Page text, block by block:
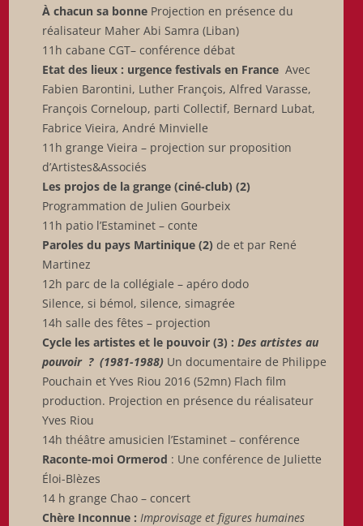
À chacun sa bonne Projection en présence du
réalisateur Maher Abi Samra (Liban)
11h cabane CGT– conférence débat
Etat des lieux : urgence festivals en FranceAvec
Fabien Barontini, Luther François, Alfred Varasse,
François Corneloup, parti Collectif, Bernard Lubat,
Fabrice Vieira, André Minvielle
11h grange Vieira – projection sur proposition
d’Artistes&Associés
Les projos de la grange (ciné-club) (2)
Programmation de Julien Gourbeix
11h patio l’Estaminet – conte
Paroles du pays Martinique (2) de et par René
Martinez
12h parc de la collégiale – apéro dodo
Silence, si bémol, silence, simagrée
14h salle des fêtes – projection
Cycle les artistes et le pouvoir (3) : Des artistes au
pouvoir ? (1981-1988) Un documentaire de Philippe
Pouchain et Yves Riou 2016 (52mn) Flach film
production. Projection en présence du réalisateur
Yves Riou
14h théâtre amusicien l’Estaminet – conférence
Raconte-moi Ormerod : Une conférence de Juliette
Éloi-Blèzes
14 h grange Chao – concert
Chère Inconnue : Improvisage et figures humaines